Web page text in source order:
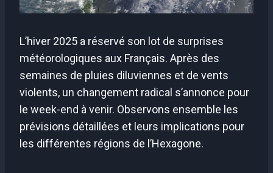
L’hiver 2025 a réservé son lot de surprises
météorologiques aux Français. Après des
semaines de pluies diluviennes et de vents
violents, un changement radical s’annonce pour
le week-end à venir. Observons ensemble les
prévisions détaillées et leurs implications pour
les différentes régions de l’Hexagone.